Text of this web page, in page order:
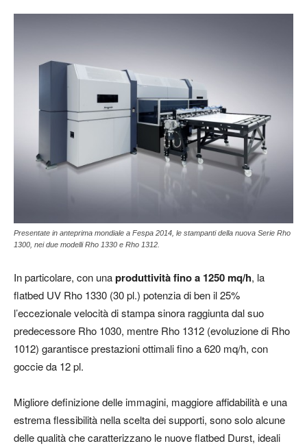
Presentate in anteprima mondiale a Fespa 2014, le stampanti della nuova Serie Rho
1300, nei due modelli Rho 1330 e Rho 1312.
In particolare, con unaproduttività fino a 1250 mq/h, la
flatbed UV Rho 1330 (30 pl.) potenzia di ben il 25%
l’eccezionale velocità di stampa sinora raggiunta dal suo
predecessore Rho 1030, mentre Rho 1312 (evoluzione di Rho
1012) garantisce prestazioni ottimali fino a 620 mq/h, con
goccie da 12 pl.
Migliore definizione delle immagini, maggiore affidabilità e una
estrema flessibilità nella scelta dei supporti, sono solo alcune
delle qualità che caratterizzano le nuove flatbed Durst, ideali